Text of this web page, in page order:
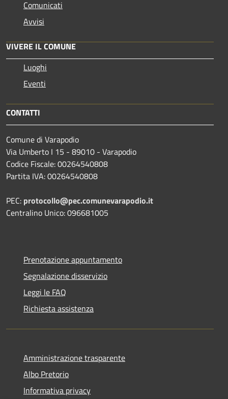
Comunicati
Avvisi
VIVERE IL COMUNE
Luoghi
Eventi
CONTATTI
Comune di Varapodio
Via Umberto I 15 - 89010 - Varapodio
Codice Fiscale: 00264540808
Partita IVA: 00264540808
PEC: protocollo@pec.comunevarapodio.it
Centralino Unico: 096681005
Prenotazione appuntamento
Segnalazione disservizio
Leggi le FAQ
Richiesta assistenza
Amministrazione trasparente
Albo Pretorio
Informativa privacy